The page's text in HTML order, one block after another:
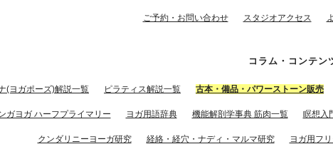
ご予約・お問い合わせ スタジオアクセス
コラム・コンテン
(ヨガポーズ)解説一覧 ピラティス解説一覧 古本・備品・パワーストーン販売
ガヨガ ハーフプライマリー ヨガ用語辞典 機能解剖学事典 筋肉一覧 瞑想入
クンダリニーヨーガ研究 経絡・経穴・ナディ・マルマ研究 ヨガ用フ